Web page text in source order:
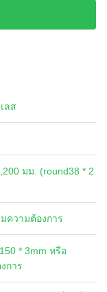
ลส
มม. (round38 * 2
ความต้องการ
* 3mm หรือ
การ